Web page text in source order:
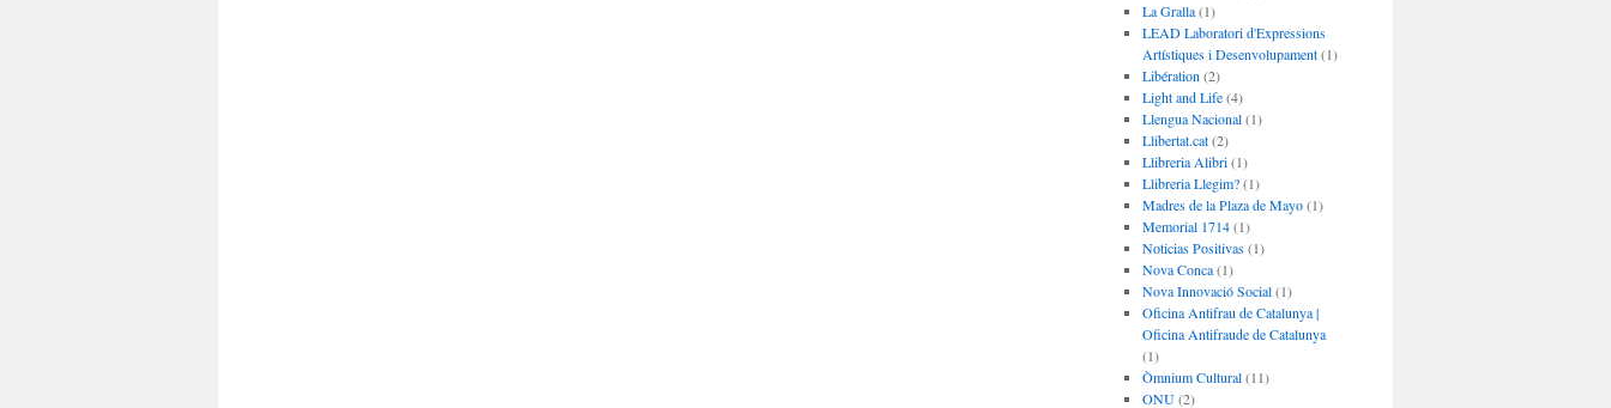
La Gralla(1)
LEAD Laboratori d'Expressions
Artístiques i Desenvolupament(1)
Libération (2)
Light and Life(4)
Llengua Nacional(1)
Llibertat.cat(2)
Llibreria Alibri(1)
Llibreria Llegim?(1)
Madres de la Plaza de Mayo(1)
Memorial 1714(1)
Noticias Positivas(1)
Nova Conca(1)
Nova Innovació Social(1)
Oficina Antifrau de Catalunya |
Oficina Antifraude de Catalunya
(1)
Òmnium Cultural(11)
ONU(2)